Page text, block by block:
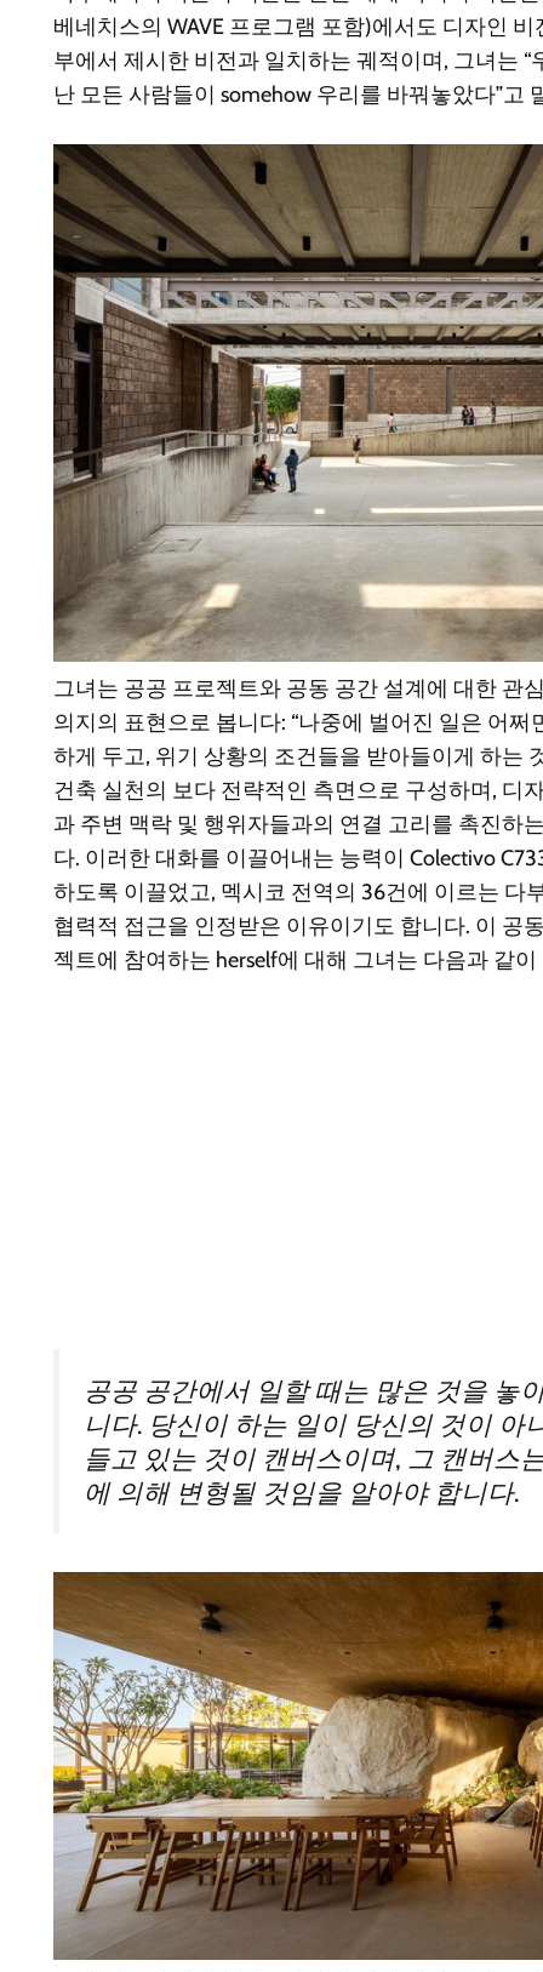
베네치스의 WAVE 프로그램 포함)에서도 디자인
부에서 제시한 비전과 일치하는 궤적이며, 그녀는
난 모든 사람들이 somehow 우리를 바꿔놓았다”고
그녀는 공공 프로젝트와 공동 공간 설계에 대한 관
의지의 표현으로 봅니다: “나중에 벌어진 일은 어
하게 두고, 위기 상황의 조건들을 받아들이게 하는
건축 실천의 보다 전략적인 측면으로 구성하며, 디
과 주변 맥락 및 행위자들과의 연결 고리를 촉진하
다. 이러한 대화를 이끌어내는 능력이 Colectivo
하도록 이끌었고, 멕시코 전역의 36건에 이르는 다
협력적 접근을 인정받은 이유이기도 합니다. 이 공
젝트에 참여하는 herself에 대해 그녀는 다음과 같
공공 공간에서 일할 때는 많은 것을 놓
니다. 당신이 하는 일이 당신의 것이 아
들고 있는 것이 캔버스이며, 그 캔버스
에 의해 변형될 것임을 알아야 합니다.